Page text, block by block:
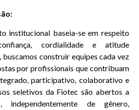
institucional baseia-se em respeito
cordialidade e atitude
buscamos construir equipes cada vez
por profissionais que contribuam
participativo, colaborativo e
seletivos da Fiotec são abertos a
independentemente de gênero,